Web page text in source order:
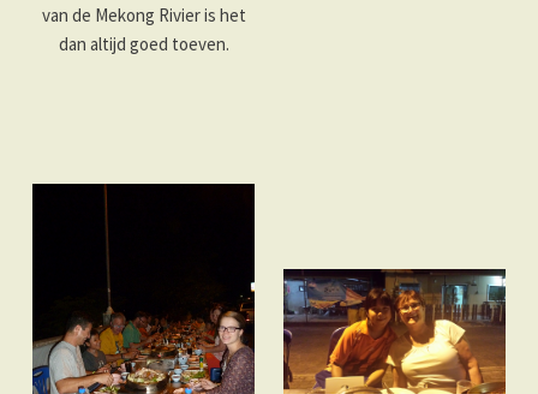
van de Mekong Rivier is het
dan altijd goed toeven.